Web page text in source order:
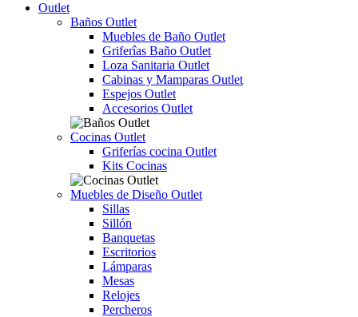
Outlet
Baños Outlet
Muebles de Baño Outlet
Griferîas Baño Outlet
Loza Sanitaria Outlet
Cabinas y Mamparas Outlet
Espejos Outlet
Accesorios Outlet
Cocinas Outlet
Griferías cocina Outlet
Kits Cocinas
Muebles de Diseño Outlet
Sillas
Sillón
Banquetas
Escritorios
Lámparas
Mesas
Relojes
Percheros